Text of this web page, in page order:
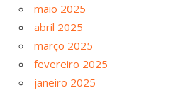
maio 2025
abril 2025
março 2025
fevereiro 2025
janeiro 2025